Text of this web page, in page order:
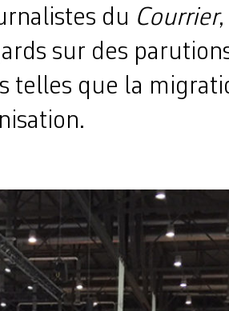
du Courrier
sur des
que la